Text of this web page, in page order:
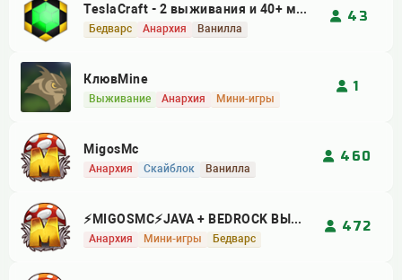
TeslaCraft - 2 выживания и 40+ мини-игр
бедварс анархия ванилла
43
КлювMine
выживание анархия мини-игры
1
MigosMc
анархия скайблок ванилла
460
⚡MIGOSMC⚡JAVA + BEDROCK ВЫЖИВАНИЕ РОЛЕПЛЕЙ АНАРХИЯ
анархия мини-игры бедварс
472